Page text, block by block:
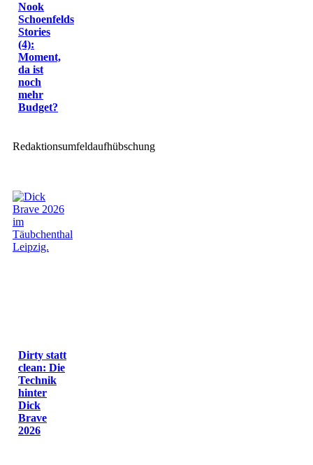
Nook
Schoenfelds
Stories
(4):
Moment,
da ist
noch
mehr
Budget?
Redaktionsumfeldaufhübschung
Dirty statt
clean: Die
Technik
hinter
Dick
Brave
2026